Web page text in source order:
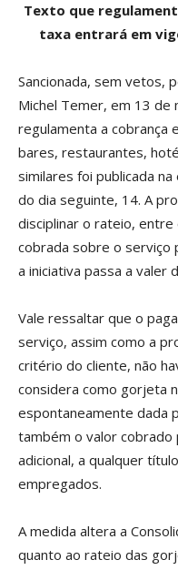
Texto que
taxa entrará em
Sancionada, sem vetos,
Michel Temer, em 13 de
regulamenta a cobrança
bares, restaurantes,
similares foi publicada
do dia seguinte, 14. A
disciplinar o rateio, entre
cobrada sobre o serviço
a iniciativa passa a valer
Vale ressaltar que o
serviço, assim como a
critério do cliente, não
considera como gorjeta
espontaneamente dada
também o valor cobrado
adicional, a qualquer
empregados.
A medida altera a
quanto ao rateio das